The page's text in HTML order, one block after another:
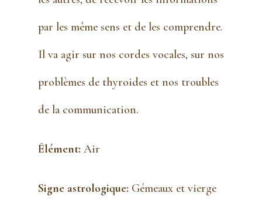
par les même sens et de les comprendre.
Il va agir sur nos cordes vocales, sur nos
problèmes de thyroides et nos troubles
de la communication.
Élément:Air
Signe astrologique:Gémeaux et vierge